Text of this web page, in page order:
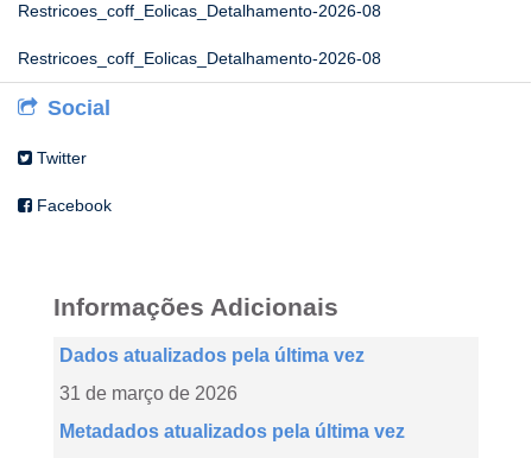
Restricoes_coff_Eolicas_Detalhamento-2026-08
Restricoes_coff_Eolicas_Detalhamento-2026-08
Social
Twitter
Facebook
Informações Adicionais
Dados atualizados pela última vez
31 de março de 2026
Metadados atualizados pela última vez